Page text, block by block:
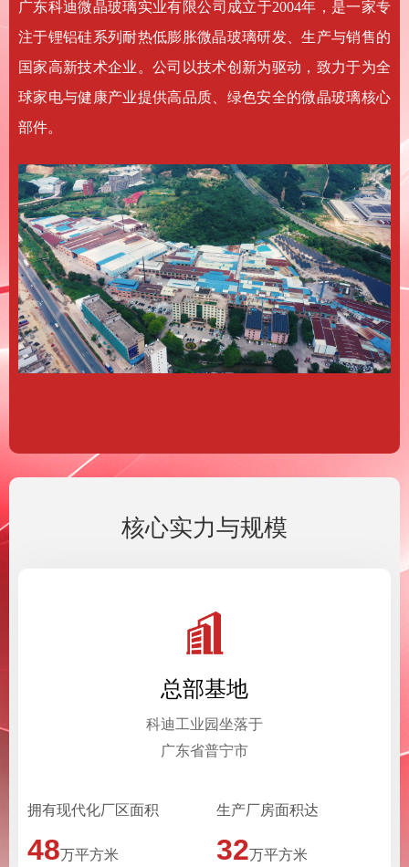
广东科迪微晶玻璃实业有限公司成立于2004年，是一家专
注于锂铝硅系列耐热低膨胀微晶玻璃研发、生产与销售的
国家高新技术企业。公司以技术创新为驱动，致力于为全
球家电与健康产业提供高品质、绿色安全的微晶玻璃核心
部件。
总部基地
科迪工业园坐落于
广东省普宁市
拥有现代化厂区面积
48万平方米
生产厂房面积达
32万平方米
核心实力与规模